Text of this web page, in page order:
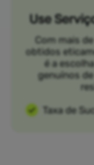
Use
Com mais
obtidos
é a
genuínos
Taxa de